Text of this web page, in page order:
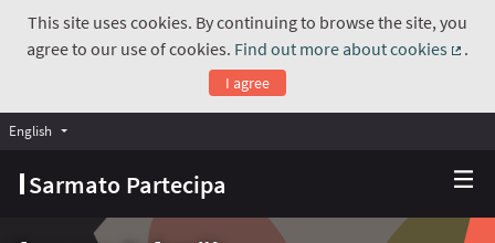
This site uses cookies. By continuing to browse the site, you
agree to our use of cookies. Find out more about cookies
.
I agree
Sarmato Partecipa
English Choose language